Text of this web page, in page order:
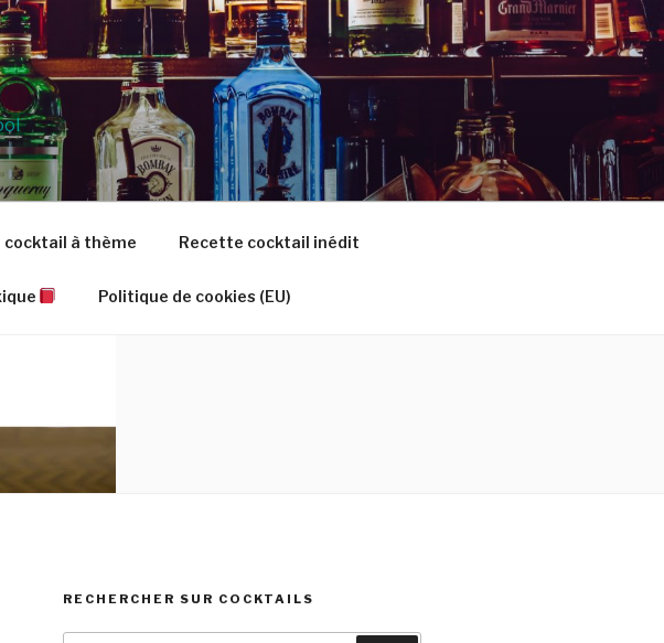
cocktail à thème Recette cocktail inédit
Politique de cookies (EU)
RECHERCHER SUR COCKTAILS